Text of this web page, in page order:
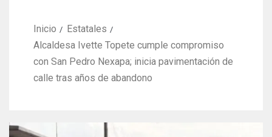
Inicio
Estatales
Alcaldesa Ivette Topete cumple compromiso
con San Pedro Nexapa; inicia pavimentación de
calle tras años de abandono